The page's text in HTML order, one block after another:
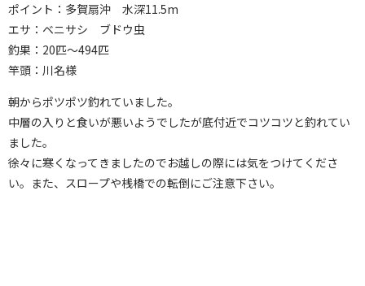
ポイント：多賀扇沖 水深11.5m
エサ：ベニサシ ブドウ虫
釣果：20匹～494匹
竿頭：川名様
朝からポツポツ釣れていました。
中層の入りと食いが悪いようでしたが底付近でコツコツと釣れてい
ました。
徐々に寒くなってきましたのでお越しの際には気をつけてくださ
い。また、スロープや桟橋での転倒にご注意下さい。